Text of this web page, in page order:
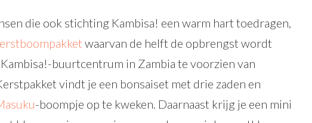
die ook stichting Kambisa! een warm hart toedragen,
waarvan de helft de opbrengst wordt
buurtcentrum in Zambia te voorzien van
vindt je een bonsaiset met drie zaden en
-boompje op te kweken. Daarnaast krijg je een mini